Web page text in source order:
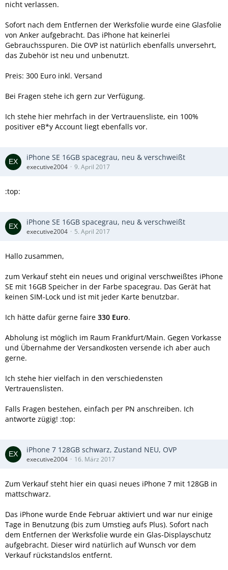
nicht verlassen.
Sofort nach dem Entfernen der Werksfolie wurde eine Glasfolie
von Anker aufgebracht. Das iPhone hat keinerlei
Gebrauchsspuren. Die OVP ist natürlich ebenfalls unversehrt,
das Zubehör ist neu und unbenutzt.
Preis: 300 Euro inkl. Versand
Bei Fragen stehe ich gern zur Verfügung.
Ich stehe hier mehrfach in der Vertrauensliste, ein 100%
positiver eB*y Account liegt ebenfalls vor.
iPhone SE 16GB spacegrau, neu & verschweißt
executive2004 9. April 2017
:top:
iPhone SE 16GB spacegrau, neu & verschweißt
executive2004 5. April 2017
Hallo zusammen,
zum Verkauf steht ein neues und original verschweißtes iPhone
SE mit 16GB Speicher in der Farbe spacegrau. Das Gerät hat
keinen SIM-Lock und ist mit jeder Karte benutzbar.
Ich hätte dafür gerne faire 330 Euro.
Abholung ist möglich im Raum Frankfurt/Main. Gegen Vorkasse
und Übernahme der Versandkosten versende ich aber auch
gerne.
Ich stehe hier vielfach in den verschiedensten
Vertrauenslisten.
Falls Fragen bestehen, einfach per PN anschreiben. Ich
antworte zügig! :top:
iPhone 7 128GB schwarz, Zustand NEU, OVP
executive2004 16. März 2017
Zum Verkauf steht hier ein quasi neues iPhone 7 mit 128GB in
mattschwarz.
Das iPhone wurde Ende Februar aktiviert und war nur einige
Tage in Benutzung (bis zum Umstieg aufs Plus). Sofort nach
dem Entfernen der Werksfolie wurde ein Glas-Displayschutz
aufgebracht. Dieser wird natürlich auf Wunsch vor dem
Verkauf rückstandslos entfernt.